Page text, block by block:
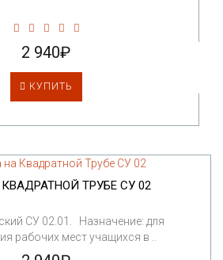
2 940₽
КУПИТЬ
ТРУБЕ СУ 02
СУ 02.01. Назначение: для
рабочих мест учащихся в ..